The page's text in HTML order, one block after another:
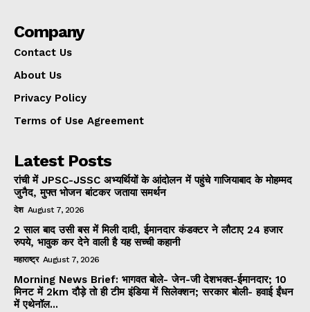
Company
Contact Us
About Us
Privacy Policy
Terms of Use Agreement
Latest Posts
रांची में JPSC-JSSC अभ्यर्थियों के आंदोलन में पहुंचे गाजियाबाद के मोहम्मद
जुनैद, मुफ्त भोजन बांटकर जताया समर्थन
देश August 7, 2026
2 साल बाद उसी बस में मिली दादी, ईमानदार कंडक्टर ने लौटाए 24 हजार
रुपये, भावुक कर देने वाली है यह सच्ची कहानी
महाराष्ट्र August 7, 2026
Morning News Brief: भागवत बोले- जेन-जी देशभक्त-ईमानदार; 10
मिनट में 2km दौड़े तो ही टीम इंडिया में सिलेक्शन; सरकार बोली- हवाई ईंधन
में एथेनॉल...